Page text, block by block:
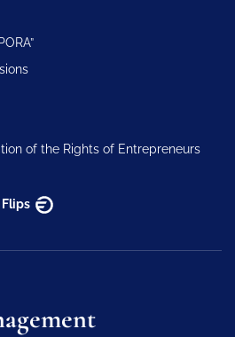
of the Rights of Entrepreneurs
Flips